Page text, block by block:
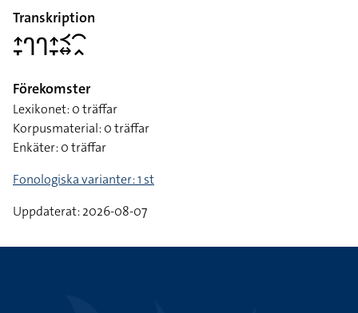
Transkription
􌤴􌥙􌤪􌤪􌤴􌥙􌥹􌦉􌥯􌥿
Förekomster
Lexikonet: 0 träffar
Korpusmaterial: 0 träffar
Enkäter: 0 träffar
Fonologiska varianter: 1 st
Uppdaterat: 2026-08-07